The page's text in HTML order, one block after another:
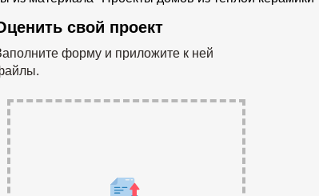
свой проект
форму и приложите к ней